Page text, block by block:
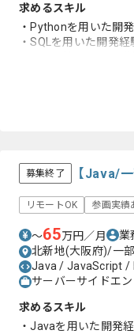
求めるスキル
・Pythonを用いた開
・SQLを用いた開発
募集終了 【Java/
リモートOK 参画実績
〜65万円／月 業
北新地(大阪府)/一
Java / JavaScript /
サーバーサイドエ
求めるスキル
・Javaを用いた開発